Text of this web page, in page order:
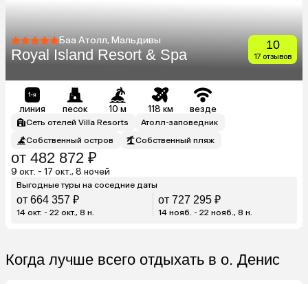
Баа Атолл, Мальдивы
Royal Island Resort & Spa
10
17 отзывов
линия песок 10 м 118 км везде
Сеть отелей Villa Resorts
Атолл-заповедник
Собственный остров
Собственный пляж
от 482 872 ₽
9 окт. - 17 окт., 8 ночей
Выгодные туры на соседние даты
от 664 357 ₽
14 окт. - 22 окт., 8 н.
от 727 295 ₽
14 нояб. - 22 нояб., 8 н.
Когда лучше всего отдыхать в о. Денис